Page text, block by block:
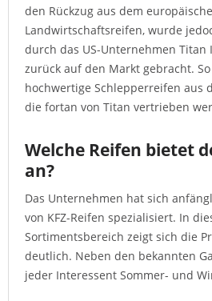
den Rückzug aus dem
Landwirtschaftsreifen, wurde
durch das US-Unternehmen
zurück auf den Markt gebracht.
hochwertige Schlepperreifen aus
die fortan von Titan vertrieben
Welche Reifen bietet
an?
Das Unternehmen hat sich
von KFZ-Reifen spezialisiert. In
Sortimentsbereich zeigt sich die
deutlich. Neben den bekannten
jeder Interessent Sommer- und